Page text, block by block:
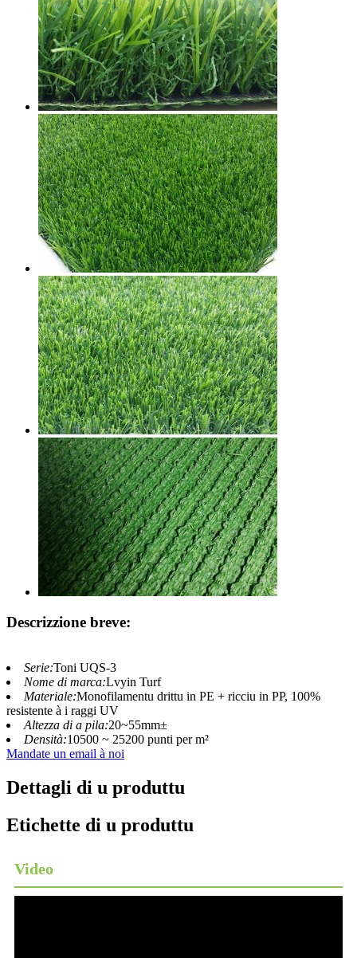
Descrizzione breve:
Serie:Toni UQS-3
Nome di marca:Lvyin Turf
Materiale:Monofilamentu drittu in PE + ricciu in PP, 100%
resistente à i raggi UV
Altezza di a pila:20~55mm±
Densità:10500 ~ 25200 punti per m²
Mandate un email à noi
Dettagli di u produttu
Etichette di u produttu
Video